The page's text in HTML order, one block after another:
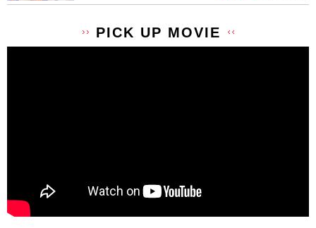
PICK UP MOVIE